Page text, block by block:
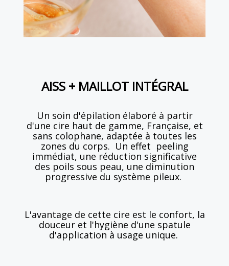
AISS + MAILLOT INTÉGRAL
Un soin d'épilation élaboré à partir
d'une cire haut de gamme, Française, et
sans colophane, adaptée à toutes les
zones du corps. Un effet peeling
immédiat, une réduction significative
des poils sous peau, une diminution
progressive du système pileux.
L'avantage de cette cire est le confort, la
douceur et l'hygiène d'une spatule
d'application à usage unique.